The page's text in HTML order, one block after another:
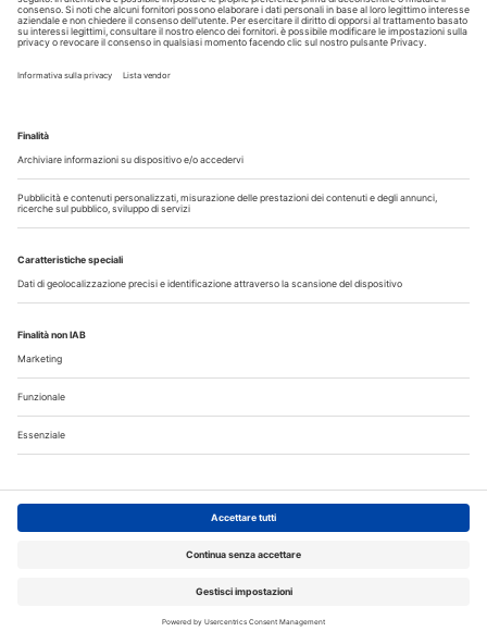
16
17 18 19 20 21
22
23
24 25 26 27 28
30
31
Annunci
CERCO
OFFRO
31 Luglio 2026
Cercasi ASO per studio sito a Mozzate
30 Luglio 2026
Cercasi assistente alla poltrona in Cusago
30 Luglio 2026
Pistoia - studio cerca segretaria
Guarda i nostri video